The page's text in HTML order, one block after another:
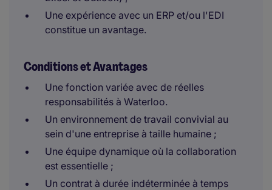
Une expérience avec un ERP et/ou l'EDI
constitue un avantage.
Conditions et Avantages
Une fonction variée avec de réelles
responsabilités à Waterloo.
Un environnement de travail convivial au
sein d'une entreprise à taille humaine ;
Une équipe dynamique où la collaboration
est essentielle ;
Un contrat à durée indéterminée à temps